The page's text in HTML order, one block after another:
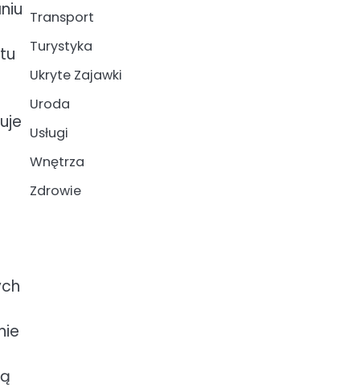
Transport
Turystyka
Ukryte Zajawki
Uroda
Usługi
Wnętrza
Zdrowie